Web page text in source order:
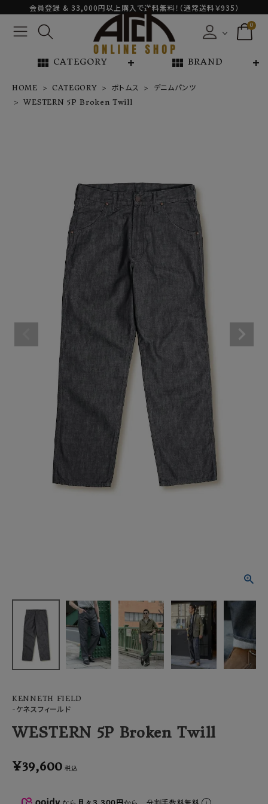
会員登録 & 33,000円以上購入で送料無料！（通常送料￥935）
0
view_module CATEGORY view_module BRAND
Broken Twill
NEW ARRIVAL
ARCH EXCLUSIVE
CONTENTS
INFORMATION
ご利用ガイド
プライバシーポリシー
特定商取引法について
meeting_room person 会員登録
HOME CATEGORY ボトムス
デニムパンツ
WESTERN 5P Broken Twill
KENNETH FIELD
-ケネスフィールド
WESTERN 5P Broken Twill
¥39,600 税込